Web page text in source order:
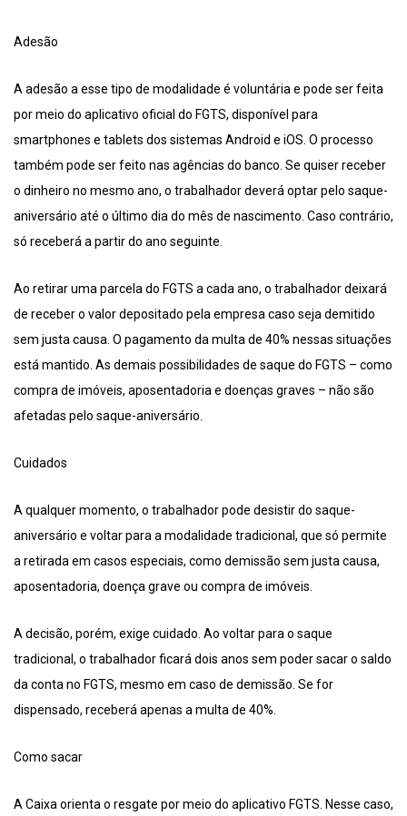
Adesão
A adesão a esse tipo de modalidade é voluntária e pode ser feita
por meio do aplicativo oficial do FGTS, disponível para
smartphones e tablets dos sistemas Android e iOS. O processo
também pode ser feito nas agências do banco. Se quiser receber
o dinheiro no mesmo ano, o trabalhador deverá optar pelo saque-
aniversário até o último dia do mês de nascimento. Caso contrário,
só receberá a partir do ano seguinte.
Ao retirar uma parcela do FGTS a cada ano, o trabalhador deixará
de receber o valor depositado pela empresa caso seja demitido
sem justa causa. O pagamento da multa de 40% nessas situações
está mantido. As demais possibilidades de saque do FGTS – como
compra de imóveis, aposentadoria e doenças graves – não são
afetadas pelo saque-aniversário.
Cuidados
A qualquer momento, o trabalhador pode desistir do saque-
aniversário e voltar para a modalidade tradicional, que só permite
a retirada em casos especiais, como demissão sem justa causa,
aposentadoria, doença grave ou compra de imóveis.
A decisão, porém, exige cuidado. Ao voltar para o saque
tradicional, o trabalhador ficará dois anos sem poder sacar o saldo
da conta no FGTS, mesmo em caso de demissão. Se for
dispensado, receberá apenas a multa de 40%.
Como sacar
A Caixa orienta o resgate por meio do aplicativo FGTS. Nesse caso,